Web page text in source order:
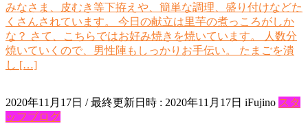
みなさま、皮むき等下拵えや、簡単な調理、盛り付けなどた
くさんされています。 今日の献立は里芋の煮っころがしか
な？ さて、こちらではお好み焼きを焼いています。 人数分
焼いていくので、男性陣もしっかりお手伝い。 たまごを潰
し […]
2020年11月17日 / 最終更新日時 : 2020年11月17日 iFujino スタ
ッフブログ